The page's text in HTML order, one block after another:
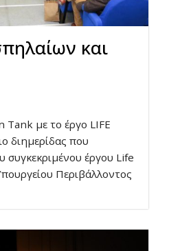
και
Tank με το έργο LIFE
διημερίδας που
έργου Life
Περιβάλλοντος